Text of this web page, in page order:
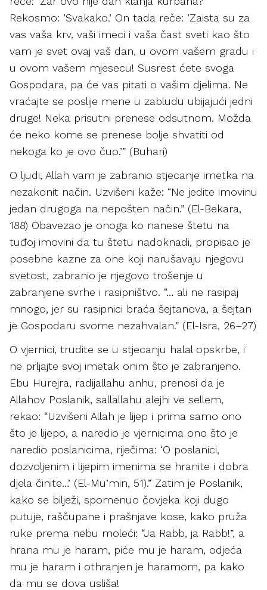
Rekosmo: ’Svakako.’ On tada reče: ’Zaista su za
vas vaša krv, vaši imeci i vaša čast sveti kao što
vam je svet ovaj vaš dan, u ovom vašem gradu i
u ovom vašem mjesecu! Susrest ćete svoga
Gospodara, pa će vas pitati o vašim djelima. Ne
vraćajte se poslije mene u zabludu ubijajući jedni
druge! Neka prisutni prenese odsutnom. Možda
će neko kome se prenese bolje shvatiti od
nekoga ko je ovo čuo.’” (Buhari)
O ljudi, Allah vam je zabranio stjecanje imetka na
nezakonit način. Uzvišeni kaže: “Ne jedite imovinu
jedan drugoga na nepošten način.” (El-Bekara,
188) Obavezao je onoga ko nanese štetu na
tuđoj imovini da tu štetu nadoknadi, propisao je
posebne kazne za one koji narušavaju njegovu
svetost, zabranio je njegovo trošenje u
zabranjene svrhe i rasipništvo. “… ali ne rasipaj
mnogo, jer su rasipnici braća šejtanova, a šejtan
je Gospodaru svome nezahvalan.” (El-Isra, 26–27)
O vjernici, trudite se u stjecanju halal opskrbe, i
ne prljajte svoj imetak onim što je zabranjeno.
Ebu Hurejra, radijallahu anhu, prenosi da je
Allahov Poslanik, sallallahu alejhi ve sellem,
rekao: “Uzvišeni Allah je lijep i prima samo ono
što je lijepo, a naredio je vjernicima ono što je
naredio poslanicima, riječima: ‘O poslanici,
dozvoljenim i lijepim imenima se hranite i dobra
djela činite…’ (El-Mu’min, 51).” Zatim je Poslanik,
kako se bilježi, spomenuo čovjeka koji dugo
putuje, raščupane i prašnjave kose, kako pruža
ruke prema nebu moleći: “Ja Rabb, ja Rabb!”, a
hrana mu je haram, piće mu je haram, odjeća
mu je haram i othranjen je haramom, pa kako
da mu se dova usliša!